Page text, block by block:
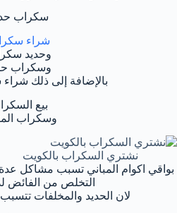
سكراب
شراء
وحديد
وسكراب
بالإضافة إلى ذلك
بيع
وسكراب
نشتري السكراب بالكويت
بواقي اكوام المباني تسبب مشاكل
التخلص من الفائض
لان الحديد والمخلفات